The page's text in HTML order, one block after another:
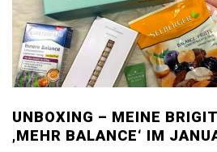
UNBOXING – MEINE
‚MEHR BALANCE‘ IM